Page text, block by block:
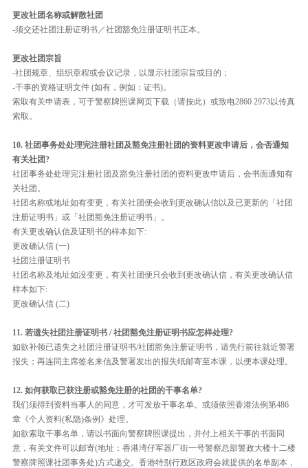
更改社团名称或解散社团
-须交还社团注册证明书／社团豁免注册证明书正本。
更改社团宗旨
-社团规章、组织章程或会议记录，以显示社团宗旨或目的；
-干事的资格证明文件 (如有，例如：证书)。
索取有关申请表，可于警察牌照课网页下载（请按此）或致电2860 2973以传真
索取。
10. 社团事务处处理完注册社团及豁免注册社团的资料更改申请后，会否通知
有关社团?
社团事务处处理完注册社团及豁免注册社团的资料更改申请后，会书面通知有
关社团。
社团名称或地址如有变更，有关社团便会收到更改确认信以及已更新的「社团
注册证明书」或「社团豁免注册证明书」。
有关更改确认信及证明书的样本如下:
更改确认信 (一)
社团注册证明书
社团名称及地址如没变更，有关社团便只会收到更改确认信，有关更改确认信
样本如下:
更改确认信 (二)
11. 若遗失社团注册证明书 / 社团豁免注册证明书应怎样处理?
如欲补领已遗失之社团注册证明书/社团豁免注册证明书，请先行前往就近警署
报失；再连同主席签名来信及警署发出的报失纸邮寄至本课，以便本课处理。
12. 如何获取已获注册或豁免注册的社团的干事名单?
我们须得到资料当事人的同意，才可发放干事名单。或须依照香港法例第486
章《个人资料(私隐)条例》处理。
如欲索取干事名单，请以书面向警察牌照课提出，并付上相关干事的书面同
意，有关文件可以邮寄(地址：香港湾仔军器厂街一号警察总部警政大楼十二楼
警察牌照课社团事务处)方式递交。香港特别行政区政府会就提供的名单副本，